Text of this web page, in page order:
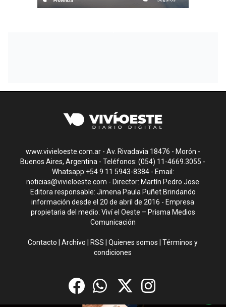
www.vivieloeste.com.ar - Av. Rivadavia 18476 - Morón -
Buenos Aires, Argentina - Teléfonos: (054) 11-4669.3055 -
Whatsapp:+54 9 11 5943-8384 - Email:
noticias@vivieloeste.com - Director: Martín Pedro Jose
Editora responsable: Jimena Paula Puñet Brindando
información desde el 20 de abril de 2016 - Empresa
propietaria del medio: Viví el Oeste – Prisma Medios
Comunicación
Contacto |Archivo RSS |Quienes somos |Términos y
condiciones